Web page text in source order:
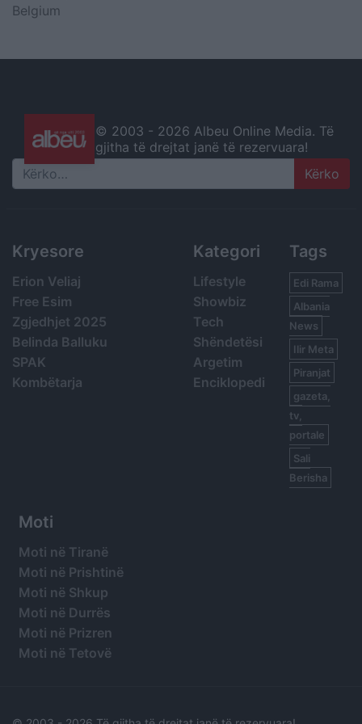
Belgium
© 2003 - 2026 Albeu Online Media. Të
gjitha të drejtat janë të rezervuara!
Search
Kryesore
Erion Veliaj
Free Esim
Zgjedhjet 2025
Belinda Balluku
SPAK
Kombëtarja
Kategori
Lifestyle
Showbiz
Tech
Shëndetësi
Argetim
Enciklopedi
Tags
Edi Rama
Albania
News
Ilir Meta
Piranjat
gazeta,
tv,
portale
Sali
Berisha
Moti
Moti në Tiranë
Moti në Prishtinë
Moti në Shkup
Moti në Durrës
Moti në Prizren
Moti në Tetovë